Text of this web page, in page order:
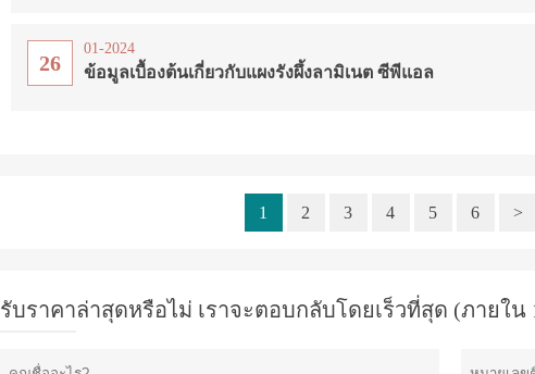
26
01-2024
ข้อมูลเบื้องต้นเกี่ยวกับแผงรังผึ้งลามิเนต ซีพีแอล
1 2 3 4 5 6 >
รับราคาล่าสุดหรือไม่ เราจะตอบกลับโดยเร็วที่สุด (ภายใน